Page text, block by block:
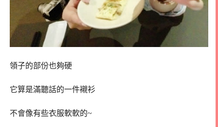
領子的部份也夠硬
它算是滿聽話的一件襯衫
不會像有些衣服軟軟的~